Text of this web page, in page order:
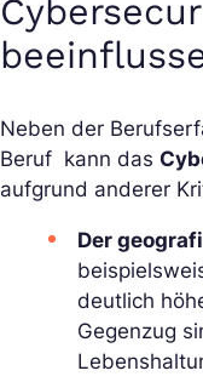
Neben der
Beruf kann das
aufgrund anderer
Der
deutlich
Gegenzug